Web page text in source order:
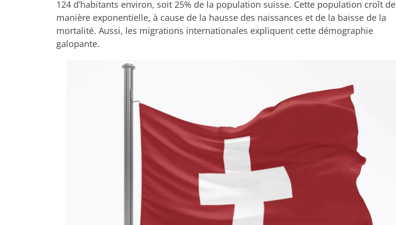
124 d’habitants environ, soit 25% de la population suisse. Cette population croît de
manière exponentielle, à cause de la hausse des naissances et de la baisse de la
mortalité. Aussi, les migrations internationales expliquent cette démographie
galopante.